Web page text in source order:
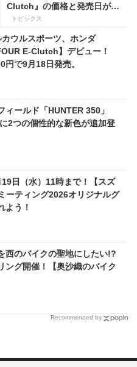
Clutch』の価格と発売日が決
定！ シリーズ最高58馬力＆
14kgもの軽量化!? 完全に
「旧CB400SF」を超えた!?
【Honda2026新車ニュース】
トピックス
ウルスポーツ、ホンダ
E-Clutch】デビュー！
円で9月18日発売。
ィールド「HUNTER 350」
2つの個性的な新色が追加登
日（水）11時まで！【スズ
ーティング2026オリジナルグ
よう！
西のバイクの聖地にしたい!?
ング開催！【奥沙織のバイク
Recommended by